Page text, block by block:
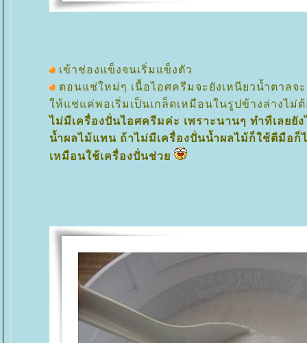
เข้าช่องแข็งจนเริ่มแข็งตัว
ตอนแช่ใหม่ๆ เนื้อไอศครีมจะยังเหนียวน้ำตาล
ห้แช่แค่พอเริ่มเป็นเกล็ดเหมือนในรูปข้างล่างไม่
ไม่มีเครื่องปั่นไอศครีมค่ะ เพราะนานๆ ทำทีเลยยั
น้ำผลไม้แทน ถ้าไม่มีเครื่องปั่นน้ำผลไม้ก็ใช้ตีมือก็
เหมือนใช้เครื่องปั่นช่ว